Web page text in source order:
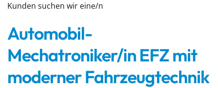
Kunden suchen wir eine/n
Automobil-
Mechatroniker/in EFZ mit
moderner Fahrzeugtechnik